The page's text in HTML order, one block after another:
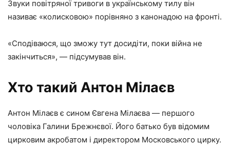
Звуки повітряної тривоги в українському тилу він
називає «колисковою» порівняно з канонадою на фронті.
«Сподіваюся, що зможу тут досидіти, поки війна не
закінчиться», — підсумував він.
Хто такий Антон Мілаєв
Антон Мілаєв є сином Євгена Мілаєва — першого
чоловіка Галини Брежнєвої. Його батько був відомим
цирковим акробатом і директором Московського цирку.